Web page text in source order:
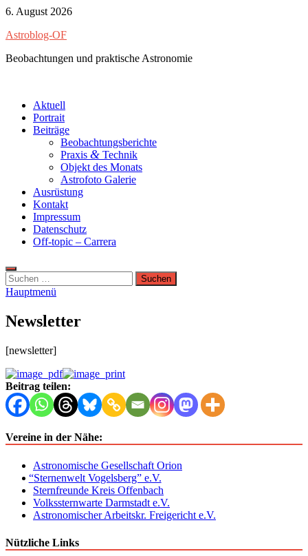
Zum
springen
6. August 2026
Astroblog-OF
Beobachtungen und praktische Astronomie
Aktuell
Portrait
Beiträge
Beobachtungsberichte
Praxis & Technik
Objekt des Monats
Astrofoto Galerie
Ausrüstung
Kontakt
Impressum
Datenschutz
Off-topic – Carrera
Suchen
nach:
Hauptmenü
Newsletter
[newslet­ter]
Beitrag teilen:
Vereine in der Nähe:
Astronomische Gesellschaft Orion
“Sternenwelt Vogelsberg” e.V.
Sternfreunde Kreis Offenbach
Volkssternwarte Darmstadt e.V.
Astronomischer Arbeitskr. Freigericht e.V.
Nützliche Links